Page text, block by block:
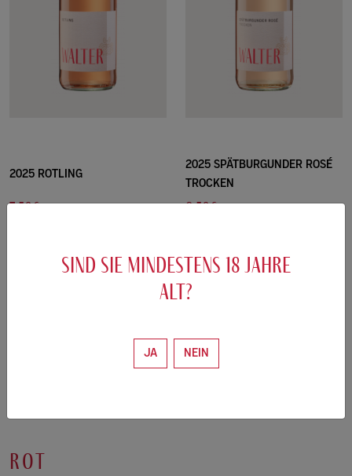
sind sie mindestens 18 jahre
alt?
JA NEIN
2025 ROTLING
7.50€
2025 SPÄTBURGUNDER ROSÉ
TROCKEN
8.50€
rot